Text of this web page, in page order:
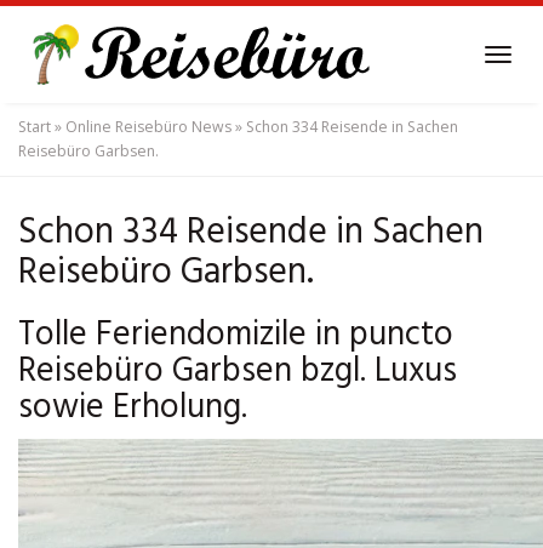
main
content
Start» Online Reisebüro News» Schon 334 Reisende in Sachen
Reisebüro Garbsen.
Schon 334 Reisende in Sachen
Reisebüro Garbsen.
Tolle Feriendomizile in puncto
Reisebüro Garbsen bzgl. Luxus
sowie Erholung.